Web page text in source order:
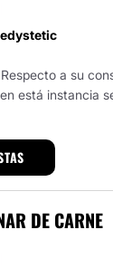
a su
está instancia
DE CARNE